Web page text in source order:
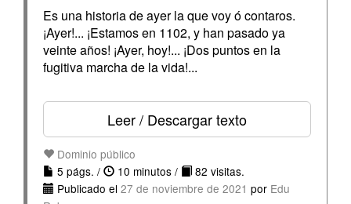
Es una historia de ayer la que voy ó contaros.
¡Ayer!... ¡Estamos en 1102, y han pasado ya
veinte años! ¡Ayer, hoy!... ¡Dos puntos en la
fugitiva marcha de la vida!...
Leer / Descargar texto
Dominio público
5 págs. /
10 minutos /
82 visitas.
Publicado el 27 de noviembre de 2021 por Edu